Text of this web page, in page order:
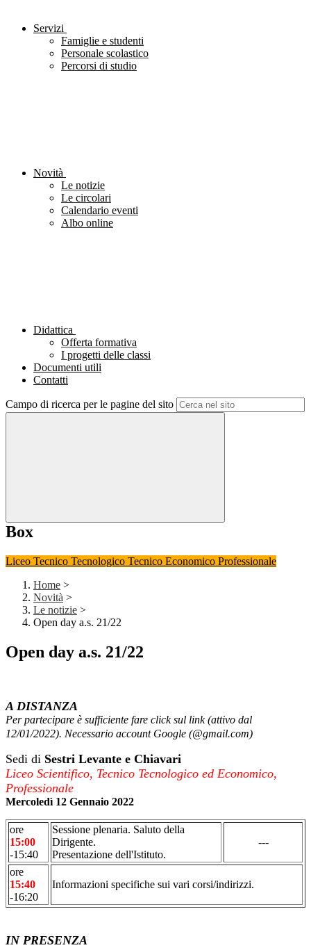
Servizi
Famiglie e studenti
Personale scolastico
Percorsi di studio
Novità
Le notizie
Le circolari
Calendario eventi
Albo online
Didattica
Offerta formativa
I progetti delle classi
Documenti utili
Contatti
Campo di ricerca per le pagine del sito
Box
Liceo Tecnico Tecnologico Tecnico Economico Professionale
Home >
Novità >
Le notizie >
Open day a.s. 21/22
Open day a.s. 21/22
A DISTANZA
Per partecipare è sufficiente fare click sul link (attivo dal
12/01/2022). Necessario account Google (@gmail.com)
Sedi di Sestri Levante e Chiavari
Liceo Scientifico, Tecnico Tecnologico ed Economico,
Professionale
Mercoledì 12 Gennaio 2022
ore
15:00
-15:40
Sessione plenaria. Saluto della
Dirigente.
Presentazione dell'Istituto.
---
ore
15:40
-16:20
Informazioni specifiche sui vari corsi/indirizzi.
IN PRESENZA